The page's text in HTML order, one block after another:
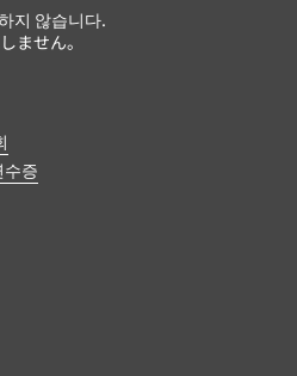
지 않습니다.
ません。
증